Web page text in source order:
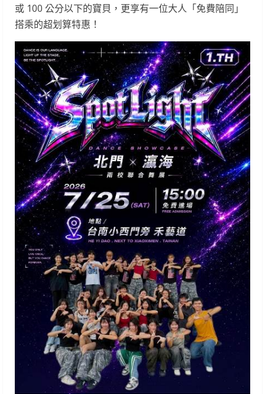
或 100 公分以下的寶貝，更享有一位大人「免費陪同」
搭乘的超划算特惠！